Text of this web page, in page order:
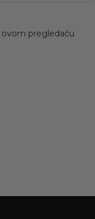
pregledaču